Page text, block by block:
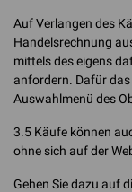
Auf Verlangen des
Handelsrechnung
mittels des eigens
anfordern. Dafür
Auswahlmenü des
3.5 Käufe können
ohne sich auf der
Gehen Sie dazu auf